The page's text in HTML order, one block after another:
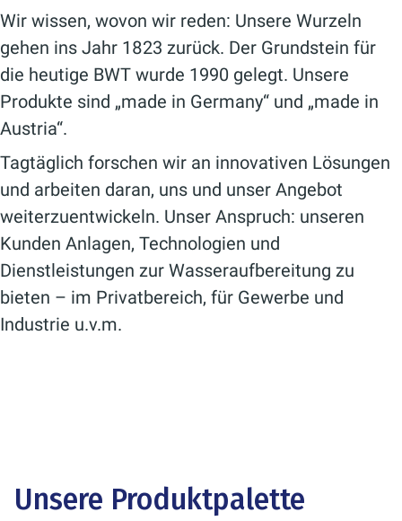
Wir wissen, wovon wir reden: Unsere Wurzeln
gehen ins Jahr 1823 zurück. Der Grundstein für
die heutige BWT wurde 1990 gelegt. Unsere
Produkte sind „made in Germany“ und „made in
Austria“.
Tagtäglich forschen wir an innovativen Lösungen
und arbeiten daran, uns und unser Angebot
weiterzuentwickeln. Unser Anspruch: unseren
Kunden Anlagen, Technologien und
Dienstleistungen zur Wasseraufbereitung zu
bieten – im Privatbereich, für Gewerbe und
Industrie u.v.m.
Unsere Produktpalette